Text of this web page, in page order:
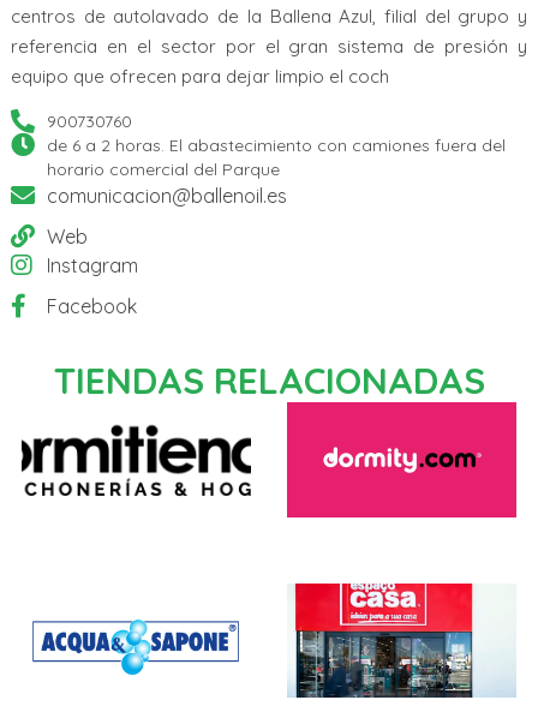
centros de autolavado de la Ballena Azul, filial del grupo y
referencia en el sector por el gran sistema de presión y
equipo que ofrecen para dejar limpio el coch
900730760
de 6 a 2 horas. El abastecimiento con camiones fuera del
horario comercial del Parque
comunicacion@ballenoil.es
Web
Instagram
Facebook
TIENDAS RELACIONADAS